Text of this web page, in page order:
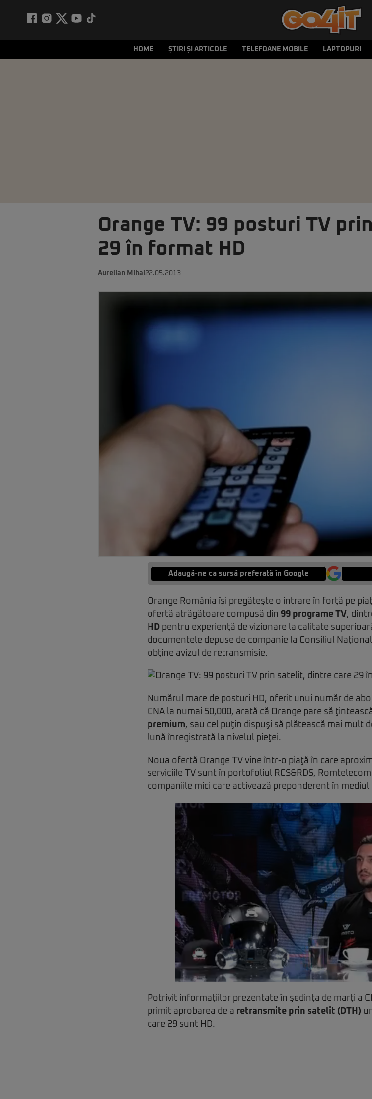
HOME ȘTIRI ȘI ARTICOLE TELEFOANE MOBILE LAPTOPURI
Orange TV: 99 posturi TV
29 în format HD
Aurelian Mihai22.05.2013
Adaugă-ne ca sursă preferată în Google
Orange România îşi pregăteşte o intrare în forţă pe
ofertă atrăgătoare compusă din 99 programe TV,
HD pentru experienţă de vizionare la calitate
documentele depuse de companie la Consiliul
obţine avizul de retransmisie.
Numărul mare de posturi HD, oferit unui număr de
CNA la numai 50,000, arată că Orange pare să
premium, sau cel puţin dispuşi să plătească mai mult
lună înregistrată la nivelul pieţei.
Noua ofertă Orange TV vine într-o piaţă în care
serviciile TV sunt în portofoliul RCS&RDS,
companiile mici care activează preponderent în mediul
Potrivit informaţiilor prezentate în şedinţa de marţi a
primit aprobarea de a retransmite prin satelit (DTH)
care 29 sunt HD.